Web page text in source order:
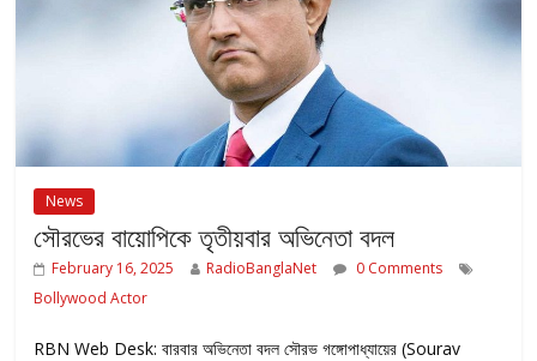
News
সৌরভের বায়োপিকে তৃতীয়বার অভিনেতা বদল
February 16, 2025 RadioBanglaNet
0 Comments
Bollywood Actor
RBN Web Desk: বারবার অভিনেতা বদল সৌরভ গঙ্গোপাধ্যায়ের (Sourav